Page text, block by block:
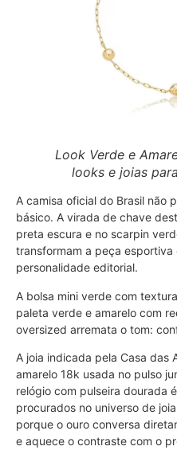
Look Verde e
looks e joias
A camisa oficial do Brasil não
básico. A virada de chave
preta escura e no scarpin
transformam a peça esportiva
personalidade editorial.
A bolsa mini verde com
paleta verde e amarelo com
oversized arremata o tom:
A joia indicada pela Casa das
amarelo 18k usada no pulso
relógio com pulseira dourada
procurados no universo de
porque o ouro conversa
e aquece o contraste com o